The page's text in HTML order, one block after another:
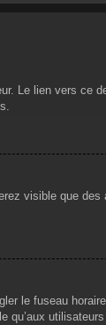
Le lien vers ce
visible que des
le fuseau
qu’aux